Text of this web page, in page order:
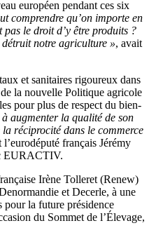
européen pendant ces six
comprendre qu’on importe en
le droit d’y être produits ?
détruit notre agriculture », avait
et sanitaires rigoureux dans
la nouvelle Politique agricole
pour plus de respect du bien-
augmenter la qualité de son
réciprocité dans le commerce
français Jérémy
EURACTIV.
Irène Tolleret (Renew)
et Decerle, à une
pour la future présidence
du Sommet de l’Élevage,